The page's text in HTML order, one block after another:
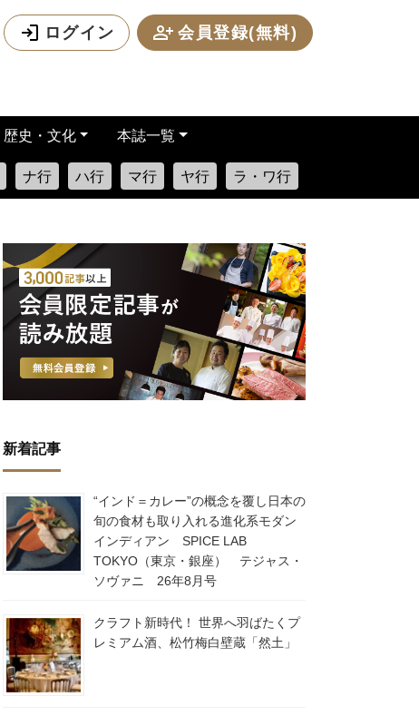
ログイン 会員登録(無料)
歴史・文化 本誌一覧
ナ行 ハ行 マ行 ヤ行 ラ・ワ行
新着記事
“インド＝カレー”の概念を覆し日本の
旬の食材も取り入れる進化系モダン
インディアン SPICE LAB
TOKYO（東京・銀座） テジャス・
ソヴァニ 26年8月号
クラフト新時代！ 世界へ羽ばたくプ
レミアム酒、松竹梅白壁蔵「然土」